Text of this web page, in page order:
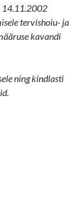
14.11.2002
tervishoiu- ja
kavandi
ning kindlasti